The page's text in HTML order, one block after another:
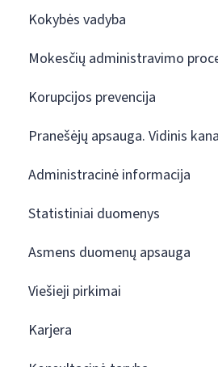
Kokybės vadyba
Mokesčių administravimo
Korupcijos prevencija
Pranešėjų apsauga. Vidinis
Administracinė informacija
Statistiniai duomenys
Asmens duomenų apsauga
Viešieji pirkimai
Karjera